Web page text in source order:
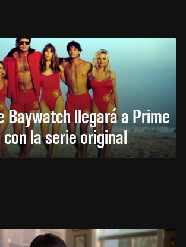
Baywatch llegará a Prime
la serie original